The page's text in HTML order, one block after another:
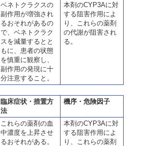
ベネトクラクスの
副作用が増強され
るおそれがあるの
で、ベネトクラク
スを減量するとと
もに、患者の状態
を慎重に観察し、
副作用の発現に十
分注意すること。
本剤のCYP3Aに対
する阻害作用によ
り、これらの薬剤
の代謝が阻害され
る。
臨床症状・措置方
法
機序・危険因子
これらの薬剤の血
中濃度を上昇させ
るおそれがある。
本剤のCYP3Aに対
する阻害作用によ
り、これらの薬剤